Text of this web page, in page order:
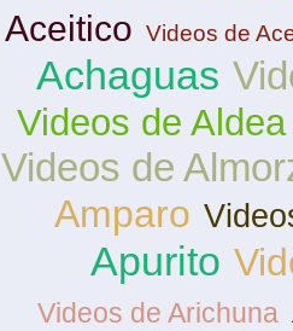
Aceitico Videos de
Achaguas
Videos de
Videos de
Amparo
Apurito
Videos de Arichuna